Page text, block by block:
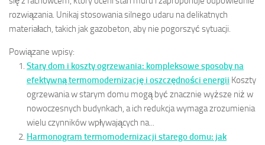
rozwiązania. Unikaj stosowania silnego udaru na delikatnych
materiałach, takich jak gazobeton, aby nie pogorszyć sytuacji.
Powiązane wpisy:
Stary dom i koszty ogrzewania: kompleksowe sposoby na
efektywną termomodernizację i oszczędności energii Koszty
ogrzewania w starym domu mogą być znacznie wyższe niż w
nowoczesnych budynkach, a ich redukcja wymaga zrozumienia
wielu czynników wpływających na...
Harmonogram termomodernizacji starego domu: jak